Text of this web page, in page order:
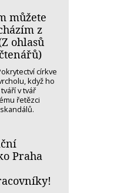
můžete
z
ohlasů
církve
když ho
v tvář
řetězci
Praha